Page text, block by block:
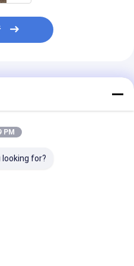
PM
looking for?